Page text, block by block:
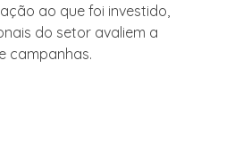
ao que foi investido,
do setor avaliem a
campanhas.